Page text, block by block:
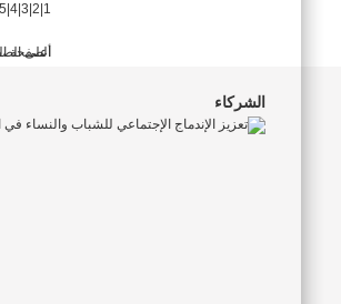
1
2
3
4
5
الصفحة
أعلى
الشركاء